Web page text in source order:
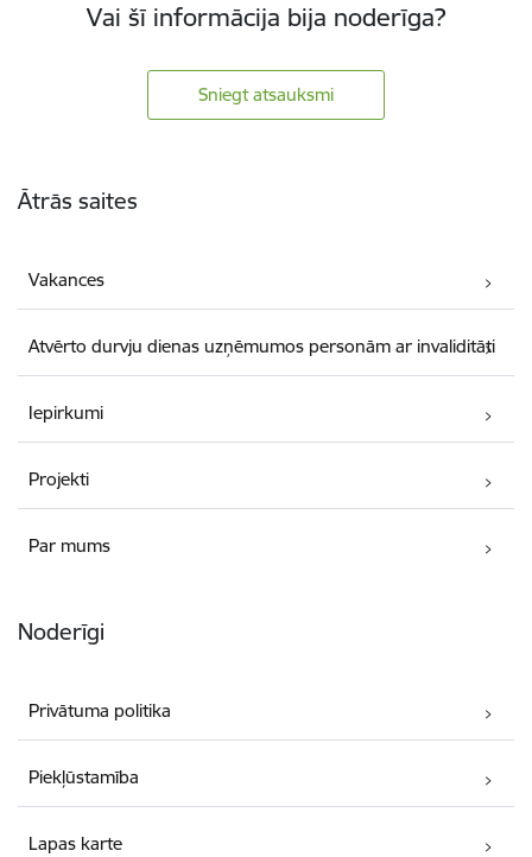
Vai šī informācija bija noderīga?
Sniegt atsauksmi
Ātrās saites
Vakances
Atvērto durvju dienas uzņēmumos personām ar invaliditāti
Iepirkumi
Projekti
Par mums
Noderīgi
Privātuma politika
Piekļūstamība
Lapas karte